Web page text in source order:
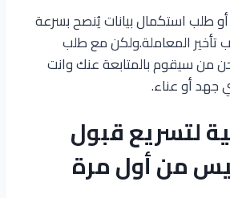
طلب استكمال بيانات يُنصح بسرعة
تأخير المعاملة.ولكن مع طلب
من سيقوم بالمتابعة عنك وانت
جهد أو عناء.
لتسريع قبول
من أول مرة